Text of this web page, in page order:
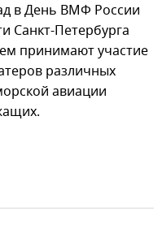
в День ВМФ России
Санкт-Петербурга
принимают участие
различных
авиации